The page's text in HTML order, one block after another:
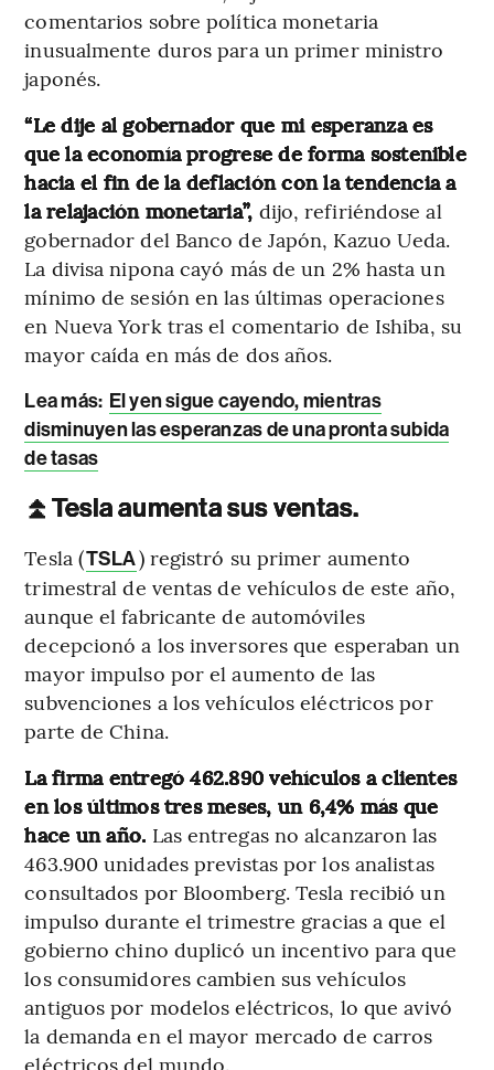
comentarios sobre política monetaria
inusualmente duros para un primer ministro
japonés.
“Le dije al gobernador que mi esperanza es
que la economía progrese de forma sostenible
hacia el fin de la deflación con la tendencia a
la relajación monetaria”, dijo, refiriéndose al
gobernador del Banco de Japón, Kazuo Ueda.
La divisa nipona cayó más de un 2% hasta un
mínimo de sesión en las últimas operaciones
en Nueva York tras el comentario de Ishiba, su
mayor caída en más de dos años.
Lea más: El yen sigue cayendo, mientras
disminuyen las esperanzas de una pronta subida
de tasas
⏫ Tesla aumenta sus ventas.
Tesla (TSLA) registró su primer aumento
trimestral de ventas de vehículos de este año,
aunque el fabricante de automóviles
decepcionó a los inversores que esperaban un
mayor impulso por el aumento de las
subvenciones a los vehículos eléctricos por
parte de China.
La firma entregó 462.890 vehículos a clientes
en los últimos tres meses, un 6,4% más que
hace un año. Las entregas no alcanzaron las
463.900 unidades previstas por los analistas
consultados por Bloomberg. Tesla recibió un
impulso durante el trimestre gracias a que el
gobierno chino duplicó un incentivo para que
los consumidores cambien sus vehículos
antiguos por modelos eléctricos, lo que avivó
la demanda en el mayor mercado de carros
eléctricos del mundo.